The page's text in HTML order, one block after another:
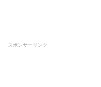
スポンサーリンク